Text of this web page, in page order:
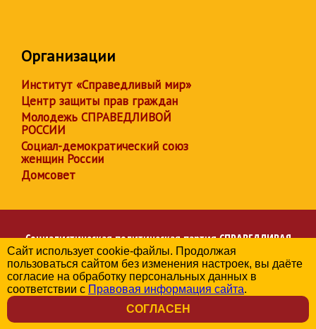
Организации
Институт «Справедливый мир»
Центр защиты прав граждан
Молодежь СПРАВЕДЛИВОЙ
РОССИИ
Социал-демократический союз
женщин России
Домсовет
Социалистическая политическая партияСПРАВЕДЛИВАЯ
РОССИЯ
Региональное отделение партии в Краснодарском крае
© 2006-2026
Политика в отношении обработки персональных данных
Сайт использует cookie-файлы. Продолжая
пользоваться сайтом без изменения настроек, вы даёте
согласие на обработку персональных данных в
соответствии с Правовая информация сайта.
СОГЛАСЕН